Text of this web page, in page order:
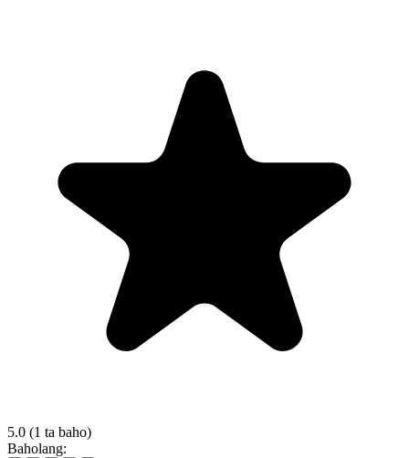
5.0 (1 ta baho)
Baholang: